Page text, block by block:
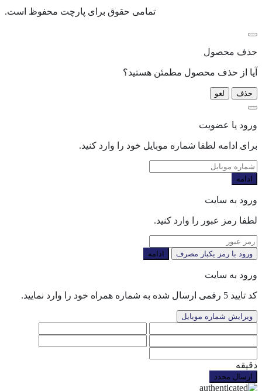
.تمامی حقوق برای پارچت محفوظ است
حذف محصول
آیا از حذف محصول مطمئن هستید؟
حذف لغو
ورود یا عضویت
برای ادامه لطفا شماره موبایل خود را وارد کنید.
ادامه
ورود به سایت
لطفا رمز عبور را وارد کنید.
ورود با رمز یکبار مصرف ادامه
ورود به سایت
کد تایید 5 رقمی ارسال شده به شماره همراه خود را وارد نمایید.
ویرایش شماره موبایل
دقیقه
ارسال مجدد